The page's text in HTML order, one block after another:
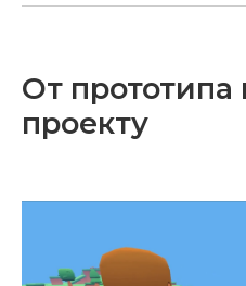
От прототипа
проекту